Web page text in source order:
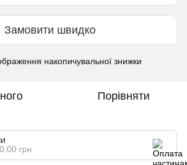
Замовити швидко
накопичувальної знижки
Порівняти
грн